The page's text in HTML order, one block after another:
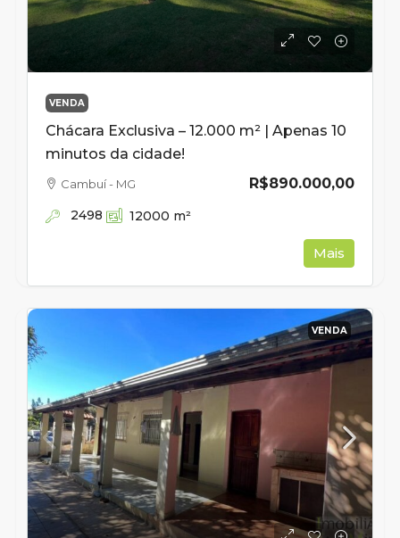
VENDA
Chácara Exclusiva – 12.000 m² | Apenas 10
minutos da cidade!
R$890.000,00
Cambuí - MG
2498 12000 m²
Mais
VENDA